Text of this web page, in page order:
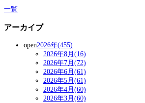
一覧
アーカイブ
open2026年(455)
2026年8月(16)
2026年7月(72)
2026年6月(61)
2026年5月(61)
2026年4月(60)
2026年3月(60)